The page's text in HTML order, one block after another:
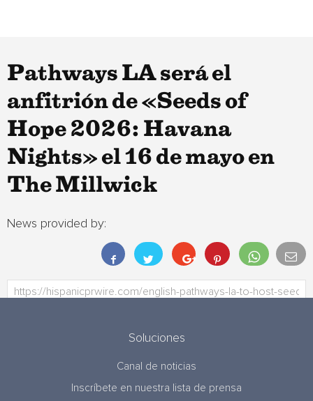
Pathways LA será el
anfitrión de «Seeds of
Hope 2026: Havana
Nights» el 16 de mayo en
The Millwick
News provided by:
Soluciones
Canal de noticias
Inscríbete en nuestra lista de prensa